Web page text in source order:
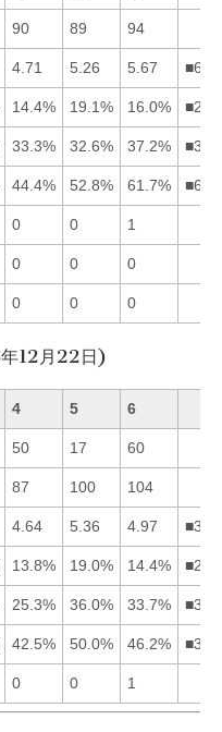
90 89 94
4.71 5.26 5.67
14.4% 19.1% 16.0%
33.3% 32.6% 37.2%
44.4% 52.8% 61.7%
0 0 1
0 0 0
0 0 0
12月22日)
4 5 6
50 17 60
87 100 104
4.64 5.36 4.97
13.8% 19.0% 14.4%
25.3% 36.0% 33.7%
42.5% 50.0% 46.2%
0 0 1